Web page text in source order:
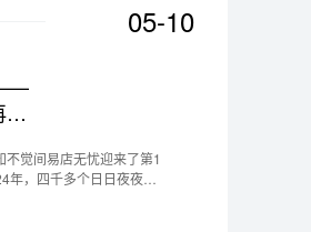
05-10
觉间易店无忧迎来了第1
，四千多个日日夜夜像